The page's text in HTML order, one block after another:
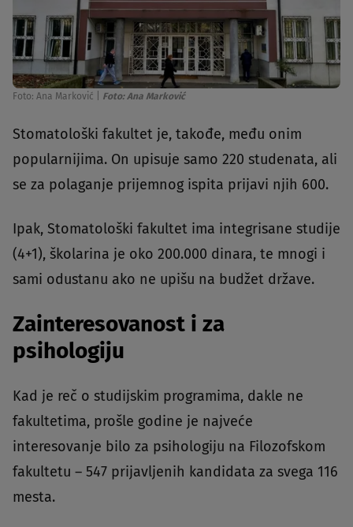
Foto: Ana Marković Foto: Ana Marković
Stomatološki fakultet je, takođe, među onim
popularnijima. On upisuje samo 220 studenata, ali
se za polaganje prijemnog ispita prijavi njih 600.
Ipak, Stomatološki fakultet ima integrisane studije
(4+1), školarina je oko 200.000 dinara, te mnogi i
sami odustanu ako ne upišu na budžet države.
Zainteresovanost i za
psihologiju
Kad je reč o studijskim programima, dakle ne
fakultetima, prošle godine je najveće
interesovanje bilo za psihologiju na Filozofskom
fakultetu – 547 prijavljenih kandidata za svega 116
mesta.